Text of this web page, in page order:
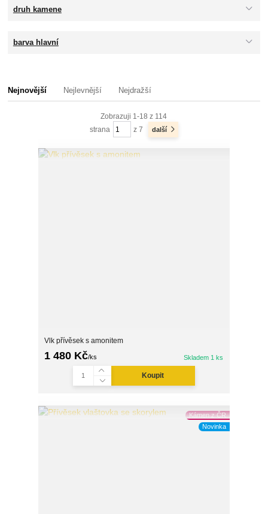
druh kamene
barva hlavní
Nejnovější Nejlevnější Nejdražší
Zobrazuji 1-18 z 114
strana
z 7 další
Vlk přívěsek s amonitem
1 480 Kč/ks Skladem 1 ks
Koupit
Kámen z ČR
Novinka